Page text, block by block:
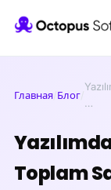
Главная/Блог/
…
Toplam